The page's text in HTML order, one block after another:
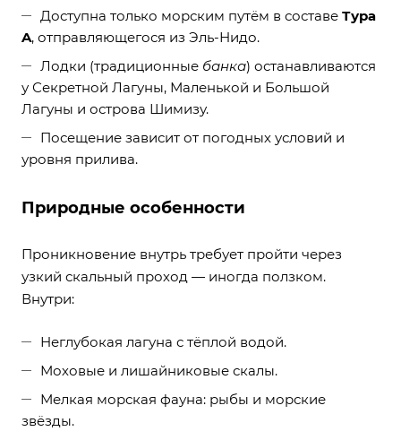
Доступна только морским путём в составе Тура
A, отправляющегося из Эль-Нидо.
Лодки (традиционные банка) останавливаются
у Секретной Лагуны, Маленькой и Большой
Лагуны и острова Шимизу.
Посещение зависит от погодных условий и
уровня прилива.
Природные особенности
Проникновение внутрь требует пройти через
узкий скальный проход — иногда ползком.
Внутри:
Неглубокая лагуна с тёплой водой.
Моховые и лишайниковые скалы.
Мелкая морская фауна: рыбы и морские
звёзды.